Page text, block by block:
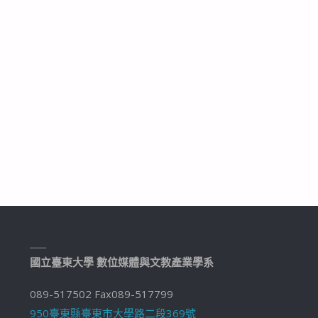
國立臺東大學 數位媒體與文教產業學系
089-517502 Fax089-517799
950臺東縣臺東市大學路二段369號